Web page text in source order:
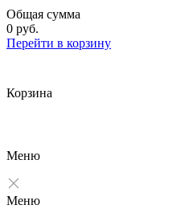
Общая сумма
0 руб.
Перейти в корзину
Корзина
Меню
Меню